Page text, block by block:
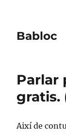
Babloc
Parlar
gratis.
Així de